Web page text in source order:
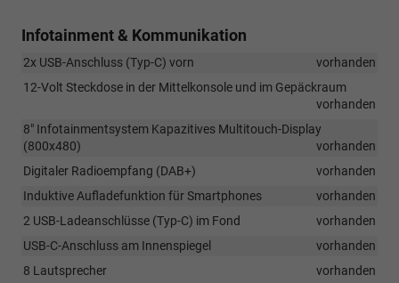
Infotainment & Kommunikation
2x USB-Anschluss (Typ-C) vorn
vorhanden
12-Volt Steckdose in der Mittelkonsole und im Gepäckraum
vorhanden
8" Infotainmentsystem Kapazitives Multitouch-Display
(800x480)
vorhanden
Digitaler Radioempfang (DAB+)
vorhanden
Induktive Aufladefunktion für Smartphones
vorhanden
2 USB-Ladeanschlüsse (Typ-C) im Fond
vorhanden
USB-C-Anschluss am Innenspiegel
vorhanden
8 Lautsprecher
vorhanden